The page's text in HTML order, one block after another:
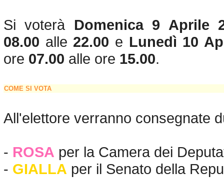
Si voterà Domenica 9 Aprile
08.00 alle 22.00 e Lunedì 10
ore 07.00 alle ore 15.00.
COME SI VOTA
All'elettore verranno consegnate
- ROSA per la Camera dei
- GIALLA per il Senato della